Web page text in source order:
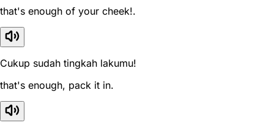
that's enough of your cheek!.
Cukup sudah tingkah lakumu!
that's enough, pack it in.